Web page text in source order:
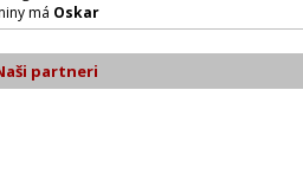
má Oskar
partneri